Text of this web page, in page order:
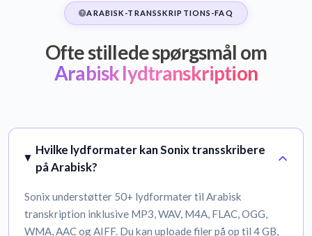
ARABISK-TRANSSKRIPTIONS-FAQ
Ofte stillede spørgsmål om
Arabisk lydtranskription
Hvilke lydformater kan Sonix transskribere
på Arabisk?
Sonix understøtter 50+ lydformater til Arabisk
transkription inklusive MP3, WAV, M4A, FLAC, OGG,
WMA, AAC og AIFF. Du kan uploade filer på op til 4 GB,